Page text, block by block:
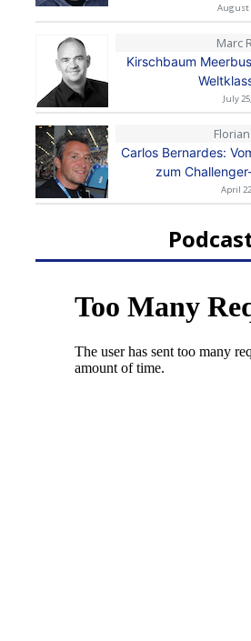
August
Marc
Kirschbaum
July
Carlos Bernardes:
zum
April